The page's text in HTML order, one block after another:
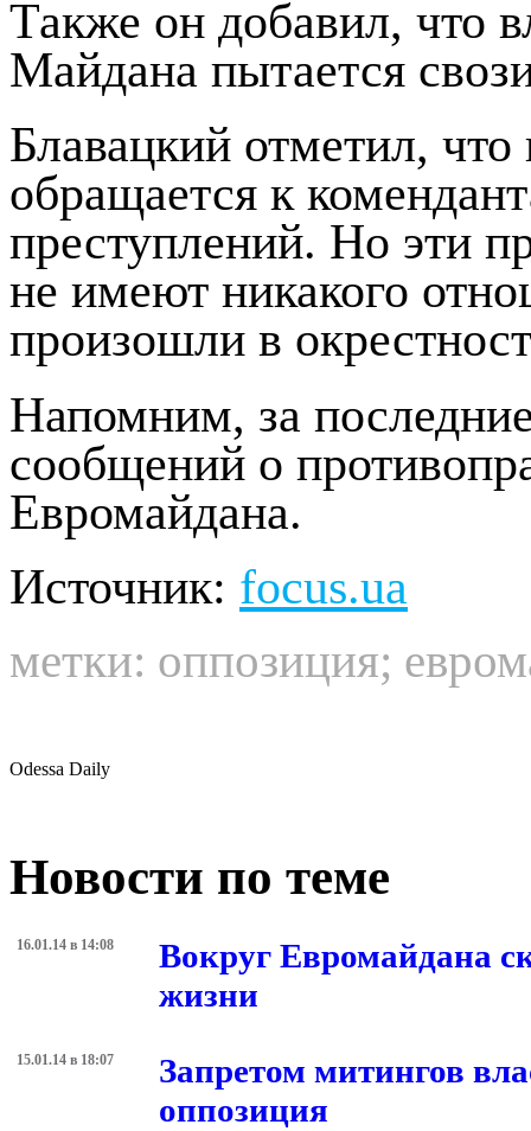
Также он добавил, что
Майдана пытается
Блавацкий отметил,
обращается к
преступлений. Но эти
не имеют никакого
произошли в
Напомним, за
сообщений о
Евромайдана.
Источник: focus.ua
метки: оппозиция;
Odessa Daily
Новости по теме
16.01.14 в 14:08
Вокруг Евромайдана
жизни
15.01.14 в 18:07
Запретом митингов
оппозиция